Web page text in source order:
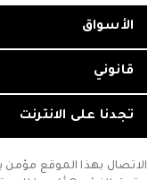
الأسواق
قانوني
تجدنا على الانترنت